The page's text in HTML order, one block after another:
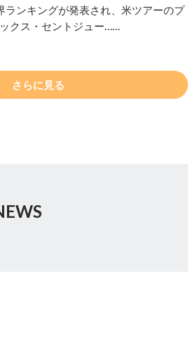
ランキングが発表され、米ツアーのプ
クス・セントジュー……
さらに見る